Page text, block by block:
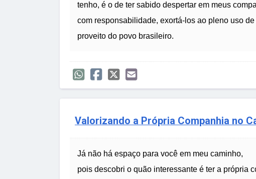
tenho, é o de ter sabido despertar em meus
com responsabilidade, exortá-los ao pleno uso
proveito do povo brasileiro.
Valorizando a Própria Companhia no
Já não há espaço para você em meu caminho,
pois descobri o quão interessante é ter a própria